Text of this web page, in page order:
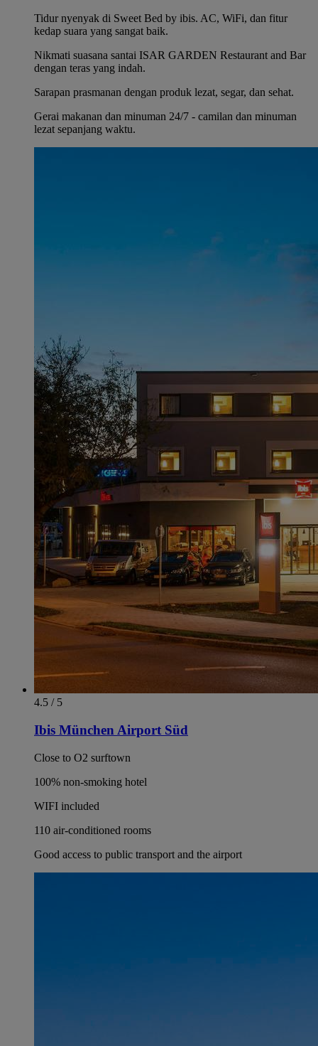
Tidur nyenyak di Sweet Bed by ibis. AC, WiFi, dan fitur
kedap suara yang sangat baik.
Nikmati suasana santai ISAR GARDEN Restaurant and Bar
dengan teras yang indah.
Sarapan prasmanan dengan produk lezat, segar, dan sehat.
Gerai makanan dan minuman 24/7 - camilan dan minuman
lezat sepanjang waktu.
4.5 / 5
Ibis München Airport Süd
Close to O2 surftown
100% non-smoking hotel
WIFI included
110 air-conditioned rooms
Good access to public transport and the airport